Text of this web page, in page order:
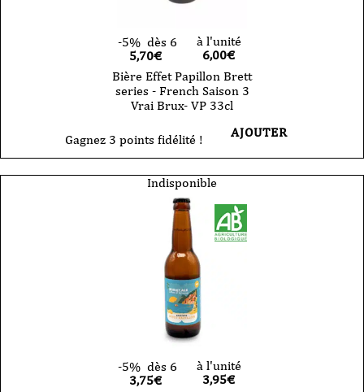
-5% dès 6
5,70€
à l'unité
6,00€
Bière Effet Papillon Brett
series - French Saison 3
Vrai Brux- VP 33cl
Gagnez 3 points fidélité ! AJOUTER
Indisponible
-5% dès 6
3,75€
à l'unité
3,95€